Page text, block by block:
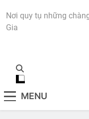
Nơi quy tụ những
Gia
MENU